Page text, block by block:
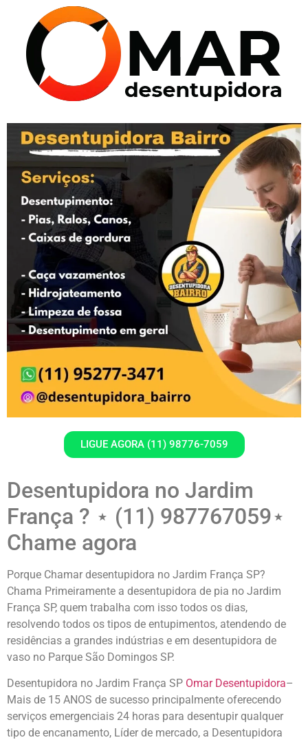
LIGUE AGORA (11) 98776-7059
Desentupidora no Jardim
França ? ⋆ (11) 987767059⋆
Chame agora
Porque Chamar desentupidora no Jardim França SP?
Chama Primeiramente a desentupidora de pia no Jardim
França SP, quem trabalha com isso todos os dias,
resolvendo todos os tipos de entupimentos, atendendo de
residências a grandes indústrias e em desentupidora de
vaso no Parque São Domingos SP.
Desentupidora no Jardim França SP Omar Desentupidora–
Mais de 15 ANOS de sucesso principalmente oferecendo
serviços emergenciais 24 horas para desentupir qualquer
tipo de encanamento, Líder de mercado, a Desentupidora